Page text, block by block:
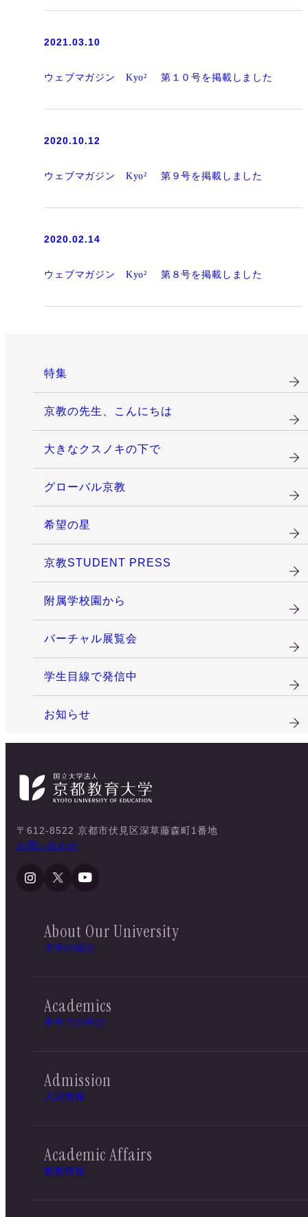
2021.03.10
ウェブマガジン Kyo² 第１０号を掲載しました
2020.10.12
ウェブマガジン Kyo² 第９号を掲載しました
2020.02.14
ウェブマガジン Kyo² 第８号を掲載しました
特集
京教の先生、こんにちは
大きなクスノキの下で
グローバル京教
希望の星
京教STUDENT PRESS
附属学校園から
バーチャル展覧会
学生目線で発信中
お知らせ
〒612-8522 京都市伏見区深草藤森町1番地
お問い合わせ
About Our University
大学の紹介
Academics
本学での学び
Admission
入試情報
Academic Affairs
教務情報